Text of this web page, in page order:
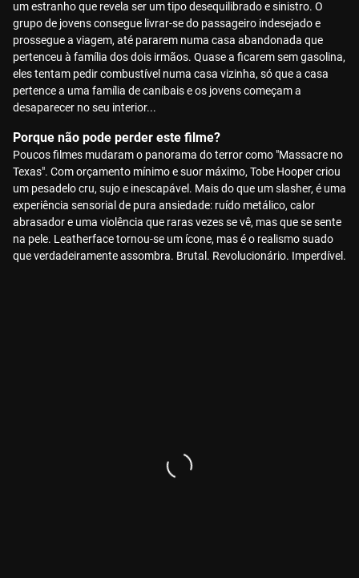
um estranho que revela ser um tipo desequilibrado e sinistro. O
grupo de jovens consegue livrar-se do passageiro indesejado e
prossegue a viagem, até pararem numa casa abandonada que
pertenceu à família dos dois irmãos. Quase a ficarem sem gasolina,
eles tentam pedir combustível numa casa vizinha, só que a casa
pertence a uma família de canibais e os jovens começam a
desaparecer no seu interior...
Porque não pode perder este filme?
Poucos filmes mudaram o panorama do terror como "Massacre no
Texas". Com orçamento mínimo e suor máximo, Tobe Hooper criou
um pesadelo cru, sujo e inescapável. Mais do que um slasher, é uma
experiência sensorial de pura ansiedade: ruído metálico, calor
abrasador e uma violência que raras vezes se vê, mas que se sente
na pele. Leatherface tornou-se um ícone, mas é o realismo suado
que verdadeiramente assombra. Brutal. Revolucionário. Imperdível.